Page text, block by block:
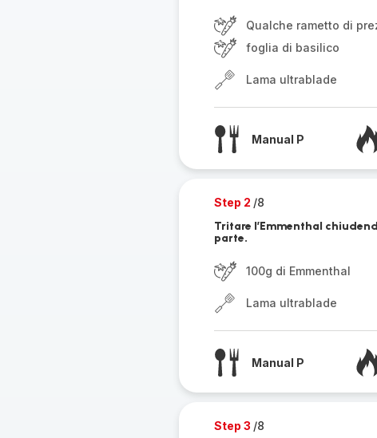
Qualche rametto di
foglia di basilico
Lama ultrablade
Manual P
Step 2 /8
Tritare l’Emmenthal
parte.
100g di Emmenthal
Lama ultrablade
Manual P
Step 3 /8